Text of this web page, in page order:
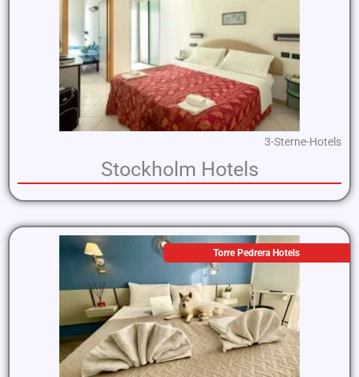
3-Sterne-Hotels
Stockholm Hotels
Torre Pedrera Hotels